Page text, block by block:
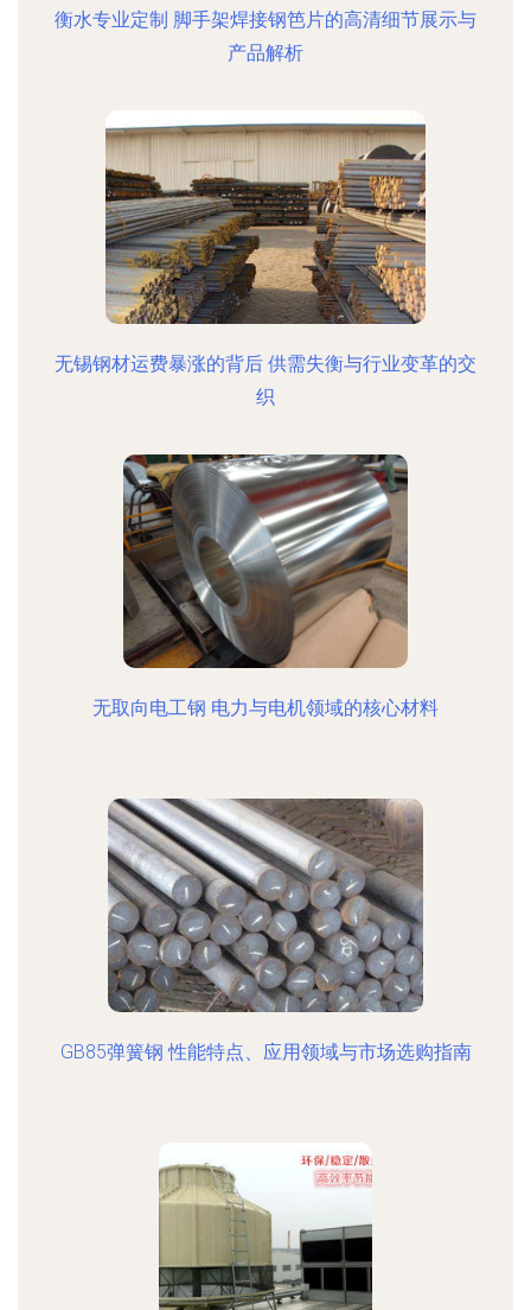
衡水专业定制 脚手架焊接钢笆片的高清细节展示与
产品解析
无锡钢材运费暴涨的背后 供需失衡与行业变革的交
织
无取向电工钢 电力与电机领域的核心材料
GB85弹簧钢 性能特点、应用领域与市场选购指南